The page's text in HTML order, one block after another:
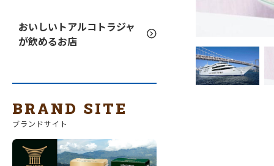
おいしいトアルコトラジャ
が飲めるお店
BRAND SITE
ブランドサイト